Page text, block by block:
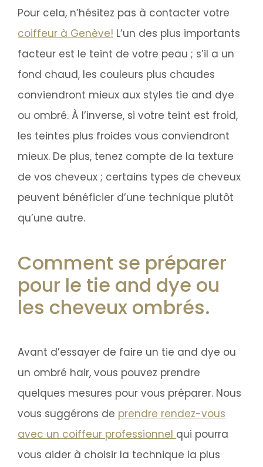
Pour cela, n’hésitez pas à contacter votre
coiffeur à Genève! L’un des plus importants
facteur est le teint de votre peau ; s’il a un
fond chaud, les couleurs plus chaudes
conviendront mieux aux styles tie and dye
ou ombré. À l’inverse, si votre teint est froid,
les teintes plus froides vous conviendront
mieux. De plus, tenez compte de la texture
de vos cheveux ; certains types de cheveux
peuvent bénéficier d’une technique plutôt
qu’une autre.
Comment se préparer
pour le tie and dye ou
les cheveux ombrés.
Avant d’essayer de faire un tie and dye ou
un ombré hair, vous pouvez prendre
quelques mesures pour vous préparer. Nous
vous suggérons de prendre rendez-vous
avec un coiffeur professionnel qui pourra
vous aider à choisir la technique la plus